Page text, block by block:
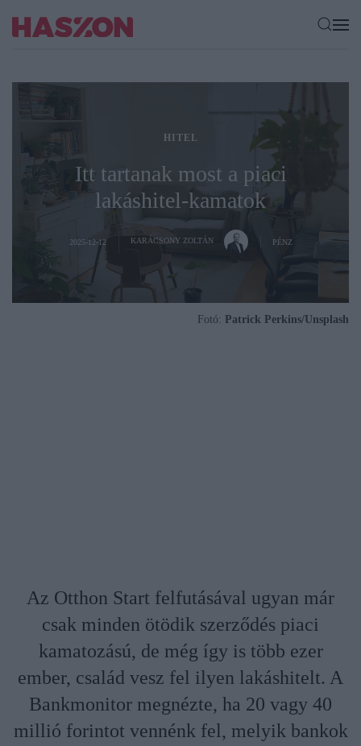
HITEL
Itt tartanak most a piaci
lakáshitel-kamatok
2025-12-12 KARÁCSONY ZOLTÁN PÉNZ
Fotó: Patrick Perkins/Unsplash
Az Otthon Start felfutásával ugyan már
csak minden ötödik szerződés piaci
kamatozású, de még így is több ezer
ember, család vesz fel ilyen lakáshitelt. A
Bankmonitor megnézte, ha 20 vagy 40
millió forintot vennénk fel, melyik bankok